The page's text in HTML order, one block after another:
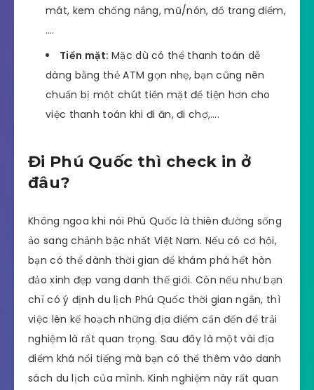
mát, kem chống nắng, mũ/nón, đồ trang điểm,
….
Tiền mặt: Mặc dù có thể thanh toán dễ
dàng bằng thẻ ATM gọn nhẹ, bạn cũng nên
chuẩn bị một chút tiền mặt để tiện hơn cho
việc thanh toán khi đi ăn, đi chợ,….
Đi Phú Quốc thì check in ở
đâu?
Không ngoa khi nói Phú Quốc là thiên đường sống
ảo sang chảnh bậc nhất Việt Nam. Nếu có cơ hội,
bạn có thể dành thời gian để khám phá hết hòn
đảo xinh đẹp vang danh thế giới. Còn nếu như bạn
chỉ có ý định du lịch Phú Quốc thời gian ngắn, thì
việc lên kế hoạch những địa điểm cần đến để trải
nghiệm là rất quan trọng. Sau đây là một vài địa
điểm khá nổi tiếng mà bạn có thể thêm vào danh
sách du lịch của mình. Kinh nghiệm này rất quan